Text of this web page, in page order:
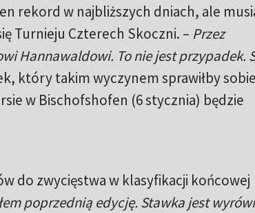
rekord w najbliższych dniach, ale
Turnieju Czterech Skoczni. – Przez
Hannawaldowi. To nie jest przypadek.
który takim wyczynem sprawiłby sobie
w Bischofshofen (6 stycznia) będzie
do zwycięstwa w klasyfikacji końcowej
poprzednią edycję. Stawka jest